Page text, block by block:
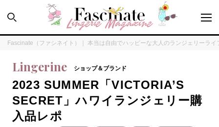
PEOPLE
Fascinate（ファシネイト）｜ 本当は自由でハッピーな大人のランジェリーライ
Lingerine ショップ＆ブランド
2023 SUMMER「VICTORIA’S
SECRET」ハワイランジェリー購
入品レポ